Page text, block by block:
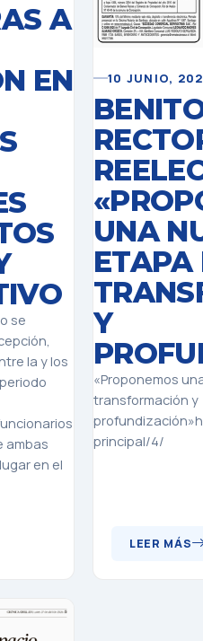
A
EN
se
la y los
ambas
en el
10 JUNIO,
UNA
ETAPA
Y
«Proponemos
transformación y
principal/4/
LEER MÁS